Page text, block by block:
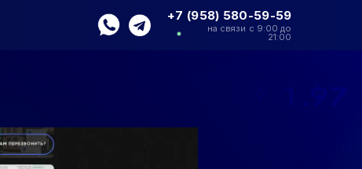
+7 (958) 580-59-59
на связи с 9:00 до
21:00